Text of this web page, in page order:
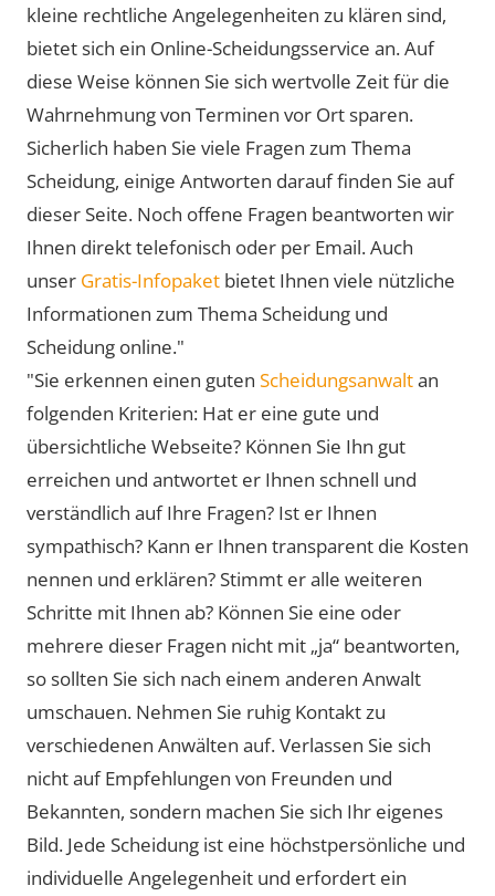
kleine rechtliche Angelegenheiten zu klären sind,
bietet sich ein Online-Scheidungsservice an. Auf
diese Weise können Sie sich wertvolle Zeit für die
Wahrnehmung von Terminen vor Ort sparen.
Sicherlich haben Sie viele Fragen zum Thema
Scheidung, einige Antworten darauf finden Sie auf
dieser Seite. Noch offene Fragen beantworten wir
Ihnen direkt telefonisch oder per Email. Auch
unser Gratis-Infopaket bietet Ihnen viele nützliche
Informationen zum Thema Scheidung und
Scheidung online."
"Sie erkennen einen guten Scheidungsanwaltan
folgenden Kriterien: Hat er eine gute und
übersichtliche Webseite? Können Sie Ihn gut
erreichen und antwortet er Ihnen schnell und
verständlich auf Ihre Fragen? Ist er Ihnen
sympathisch? Kann er Ihnen transparent die Kosten
nennen und erklären? Stimmt er alle weiteren
Schritte mit Ihnen ab? Können Sie eine oder
mehrere dieser Fragen nicht mit „ja“ beantworten,
so sollten Sie sich nach einem anderen Anwalt
umschauen. Nehmen Sie ruhig Kontakt zu
verschiedenen Anwälten auf. Verlassen Sie sich
nicht auf Empfehlungen von Freunden und
Bekannten, sondern machen Sie sich Ihr eigenes
Bild. Jede Scheidung ist eine höchstpersönliche und
individuelle Angelegenheit und erfordert ein